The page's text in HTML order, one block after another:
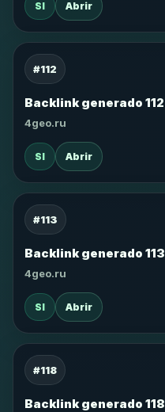
SI Abrir
#112
Backlink generado 112
4geo.ru
SI Abrir
#113
Backlink generado 113
4geo.ru
SI Abrir
#118
Backlink generado 118